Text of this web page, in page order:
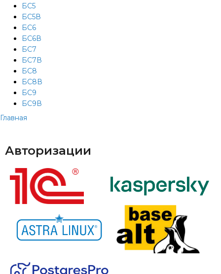
БС5
БС5В
БС6
БС6В
БС7
БС7В
БС8
БС8В
БС9
БС9В
Главная
Авторизации